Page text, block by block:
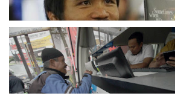
Bjb T Samsat Manjakan Nasabah
Dalam Bayar Pajak Kendaraan